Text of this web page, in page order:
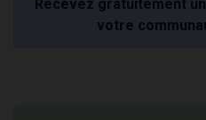
Recevez gratuitement
votre